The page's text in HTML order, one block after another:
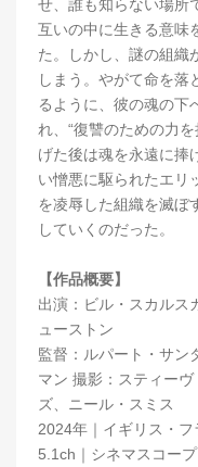
せ、誰も知らない場所
互いの中に生きる意味
た。しかし、謎の組織
しまう。やがて命を落
るように、彼の魂の下
れ、“復讐のための力
げた後は魂を永遠に捧
い憎悪に駆られたエリ
を凌辱した組織を滅ぼ
していくのだった。
【作品概要】
出演：ビル・スカルス
ューストン
監督：ルパート・サン
マン 撮影：スティー
ズ、ニール・スミス
2024年｜イギリス・フ
5.1ch｜シネマスコー